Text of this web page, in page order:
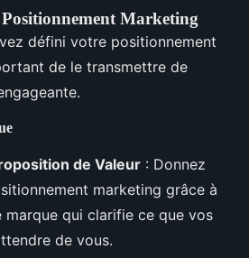
Marketing
défini votre positionnement
de le transmettre de
de Valeur : Donnez
marketing grâce à
marque qui clarifie ce que vos
de vous.